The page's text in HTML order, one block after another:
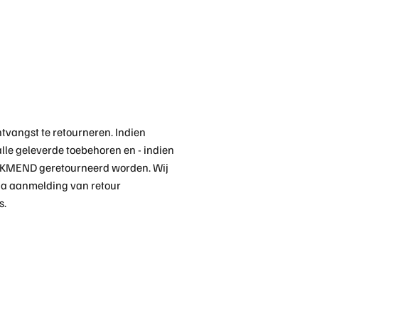
te retourneren. Indien
geleverde toebehoren en - indien
geretourneerd worden. Wij
aanmelding van retour